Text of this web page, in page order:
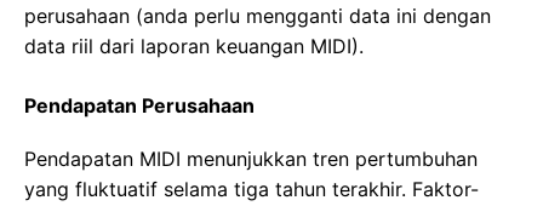
perusahaan (anda perlu mengganti data ini dengan
data riil dari laporan keuangan MIDI).
Pendapatan Perusahaan
Pendapatan MIDI menunjukkan tren pertumbuhan
yang fluktuatif selama tiga tahun terakhir. Faktor-